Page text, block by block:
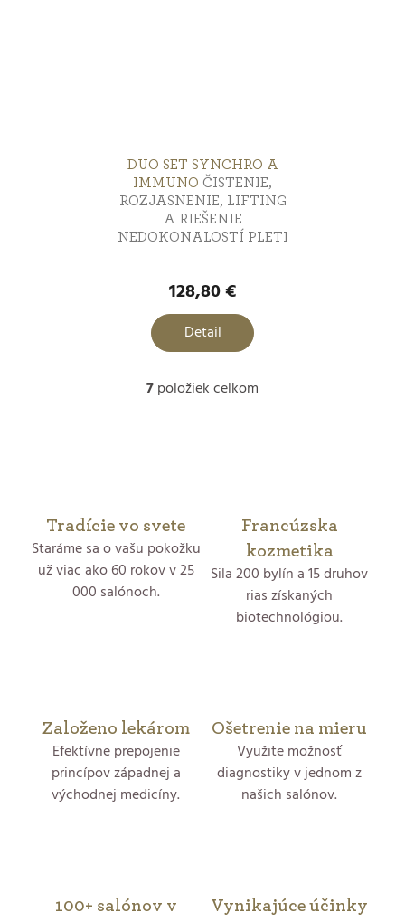
DUO SET SYNCHRO A
IMMUNO ČISTENIE,
ROZJASNENIE, LIFTING
A RIEŠENIE
NEDOKONALOSTÍ PLETI
128,80 €
Detail
a
p
v
7položiek celkom
Tradície vo svete
Staráme sa o vašu pokožku
už viac ako 60 rokov v 25
000 salónoch.
Francúzska
kozmetika
Sila 200 bylín a 15 druhov
rias získaných
biotechnológiou.
Založeno lekárom
Efektívne prepojenie
princípov západnej a
východnej medicíny.
Ošetrenie na mieru
Využite možnosť
diagnostiky v jednom z
našich salónov.
100+ salónov v
Vynikajúce účinky